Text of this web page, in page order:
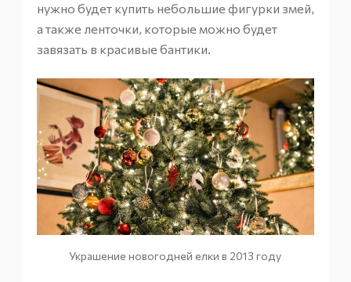
нужно будет купить небольшие фигурки змей,
а также ленточки, которые можно будет
завязать в красивые бантики.
Украшение новогодней елки в 2013 году